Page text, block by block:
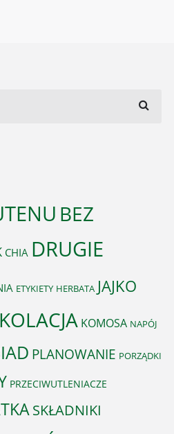
BEZ
CHIA DRUGIE
ETYKIETY HERBATA JAJKO
KOLACJA KOMOSA NAPÓJ
PLANOWANIE PORZĄDKI
PRZECIWUTLENIACZE
SKŁADNIKI